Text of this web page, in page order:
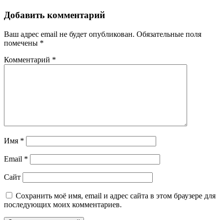
Добавить комментарий
Ваш адрес email не будет опубликован. Обязательные поля
помечены *
Комментарий *
Имя *
Email *
Сайт
Сохранить моё имя, email и адрес сайта в этом браузере для
последующих моих комментариев.